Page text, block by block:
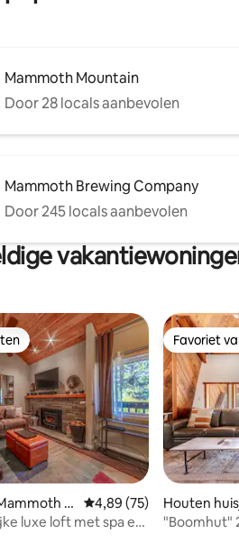
Mammoth Mountain
Door 28 locals aanbevolen
Mammoth Brewing Company
Door 245 locals aanbevolen
op 5, 58 recensies
L
Gemiddelde
4,89 (75)
luxe loft met spa en
Favoriet
Favoriet
Houten
kes
"Boomhut"